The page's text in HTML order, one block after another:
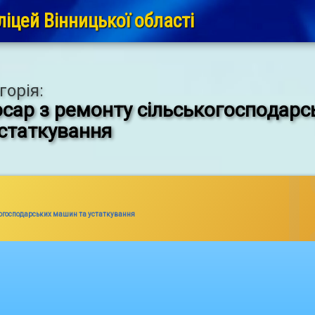
Вінницької області
з ремонту
машин та устаткування